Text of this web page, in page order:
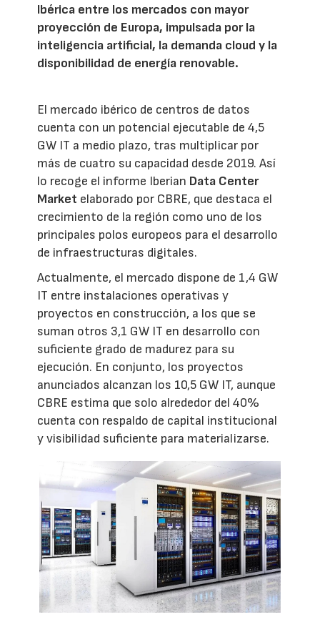
Ibérica entre los mercados con mayor
proyección de Europa, impulsada por la
inteligencia artificial, la demanda cloud y la
disponibilidad de energía renovable.
El mercado ibérico de centros de datos
cuenta con un potencial ejecutable de 4,5
GW IT a medio plazo, tras multiplicar por
más de cuatro su capacidad desde 2019. Así
lo recoge el informe Iberian Data Center
Market elaborado por CBRE, que destaca el
crecimiento de la región como uno de los
principales polos europeos para el desarrollo
de infraestructuras digitales.
Actualmente, el mercado dispone de 1,4 GW
IT entre instalaciones operativas y
proyectos en construcción, a los que se
suman otros 3,1 GW IT en desarrollo con
suficiente grado de madurez para su
ejecución. En conjunto, los proyectos
anunciados alcanzan los 10,5 GW IT, aunque
CBRE estima que solo alrededor del 40%
cuenta con respaldo de capital institucional
y visibilidad suficiente para materializarse.